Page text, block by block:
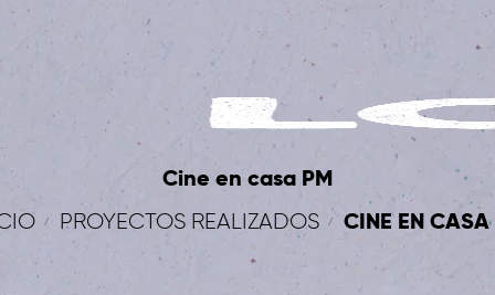
Cine en casa PM
PROYECTOS REALIZADOS CINE EN CASA